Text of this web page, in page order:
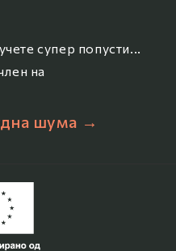
супер попусти...
на
шума →